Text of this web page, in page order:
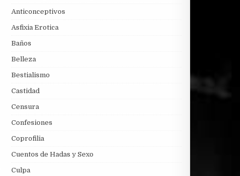
Anticonceptivos
Asfixia Erotica
Baños
Belleza
Bestialismo
Castidad
Censura
Confesiones
Coprofilia
Cuentos de Hadas y Sexo
Culpa